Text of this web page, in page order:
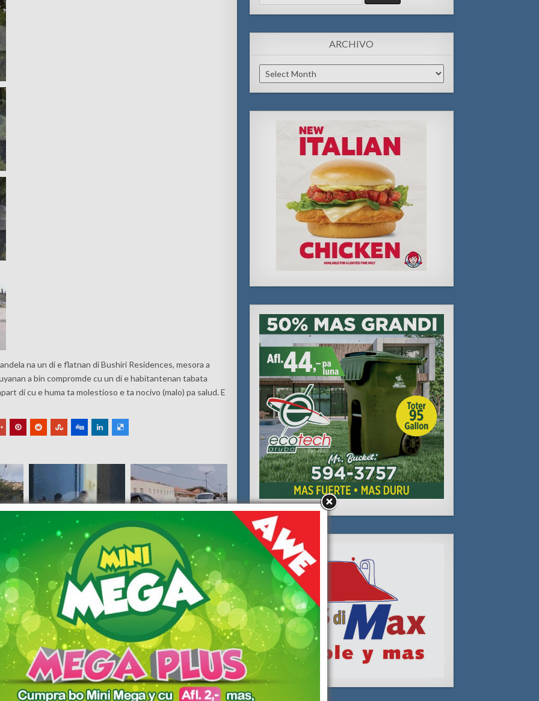
na un di e flatnan di Bushiri Residences, mesora a
a bin compromde cu un di e habitantenan tabata
di cu e huma ta molestioso e ta nocivo (malo) pa salud. E
sali
[VIDEO] Polis a detene
chauffeur cu a ocasiona
accidente na Rooi Master
Chauffeur di un van no a
regula su velocidad ni a
mantene distancia a bay
dal tras di un Toyota Yaris
mas di 50 Kilo di koper!
na The Local Market a bin resulta un caso di menasa →
for:
ARCHIVO
Archivo